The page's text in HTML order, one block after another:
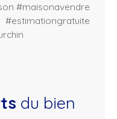
#maisonavendre
du bien